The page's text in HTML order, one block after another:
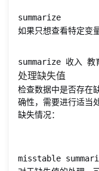
summarize
如果只想查看特定变
summarize 收入 教
处理缺失值
检查数据中是否存在
确性，需要进行适当
缺失情况：
misstable